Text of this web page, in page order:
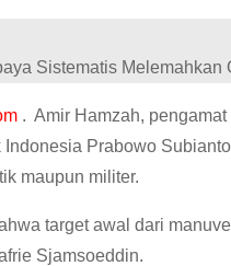
. Amir Hamzah,
Prabowo
maupun militer.
target awal dari
Sjamsoeddin.